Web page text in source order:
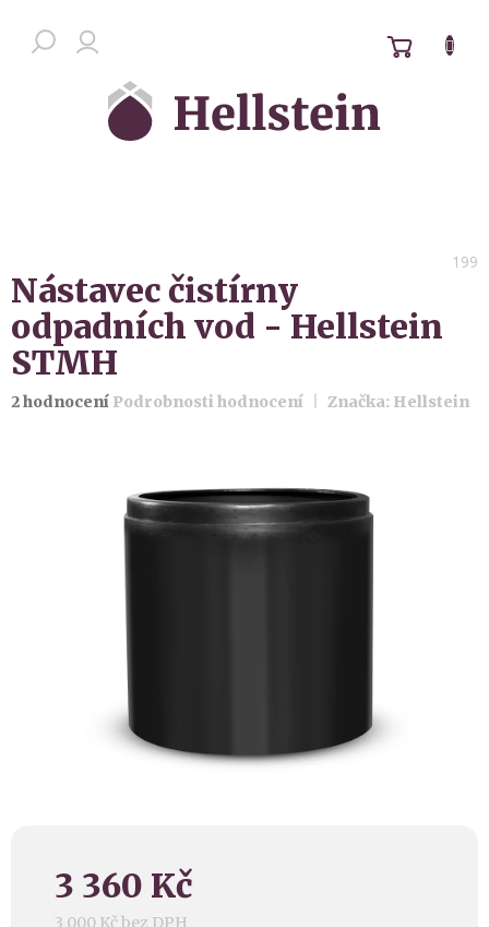
obsah
Nástavec čistírny
odpadních vod - Hellstein
STMH
199
Průměrné
2 hodnocení Podrobnosti hodnocení Značka: Hellstein
3 360 Kč
3 000 Kč bez DPH
Chat zákaznické podpory